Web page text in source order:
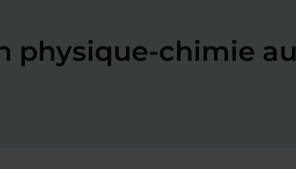
physique-chimie au